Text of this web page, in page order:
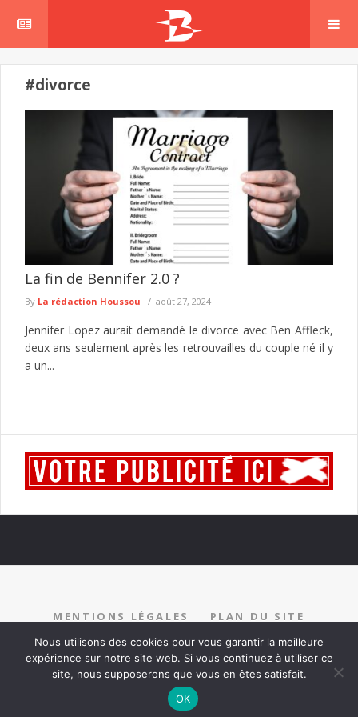
#divorce
La fin de Bennifer 2.0 ?
By La rédaction Houssou août 27, 2024
Jennifer Lopez aurait demandé le divorce avec Ben Affleck,
deux ans seulement après les retrouvailles du couple né il y
a un...
MENTIONS LÉGALES
PLAN DU SITE
RECRUTEMENT
PARTENARIAT CONTACT
Nous utilisons des cookies pour vous garantir la meilleure
expérience sur notre site web. Si vous continuez à utiliser ce
site, nous supposerons que vous en êtes satisfait.
OK